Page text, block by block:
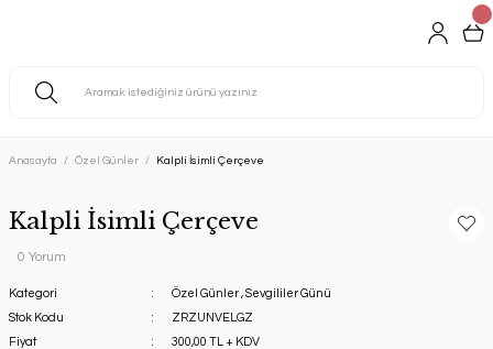
Anasayfa Özel Günler Kalpli İsimli Çerçeve
Kalpli İsimli Çerçeve
0 Yorum
Kategori Özel Günler ,Sevgililer Günü
Stok Kodu
ZRZUNVELGZ
Fiyat
300,00 TL + KDV